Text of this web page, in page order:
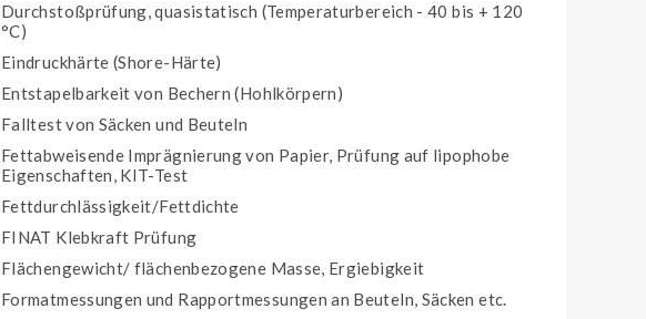
Durchstoßprüfung, quasistatisch (Temperaturbereich - 40 bis + 120
°C)
Eindruckhärte (Shore-Härte)
Entstapelbarkeit von Bechern (Hohlkörpern)
Falltest von Säcken und Beuteln
Fettabweisende Imprägnierung von Papier, Prüfung auf lipophobe
Eigenschaften, KIT-Test
Fettdurchlässigkeit/Fettdichte
FINAT Klebkraft Prüfung
Flächengewicht/ flächenbezogene Masse, Ergiebigkeit
Formatmessungen und Rapportmessungen an Beuteln, Säcken etc.